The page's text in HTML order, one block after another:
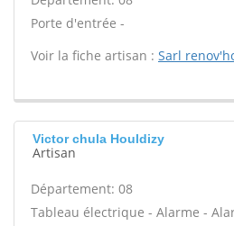
Porte d'entrée -
Voir la fiche artisan : Sarl
Victor chula Houldizy
Artisan
Département: 08
Tableau électrique - Alarme -